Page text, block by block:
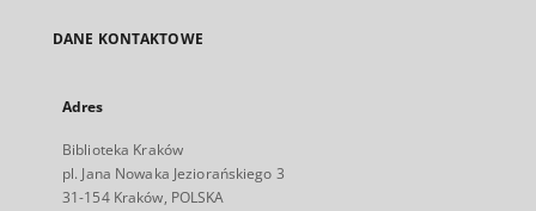
DANE KONTAKTOWE
Adres
Biblioteka Kraków
pl. Jana Nowaka Jeziorańskiego 3
31-154 Kraków, POLSKA